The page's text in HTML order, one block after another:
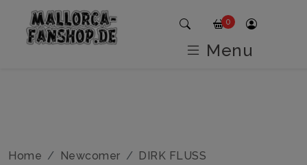
Home Newcomer
DIRK FLUSS
0
Menu